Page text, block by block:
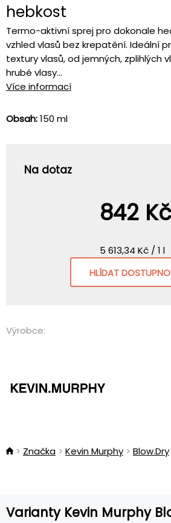
hebkost
Termo-aktivní sprej pro dokonale
vzhled vlasů bez krepatění. Ideální
textury vlasů, od jemných, zplihlých
hrubé vlasy...
Více informací
Obsah:150 ml
Na dotaz
842 Kč
5 613,34 Kč / 1 l
HLÍDAT
Výrobce:
Značka Kevin Murphy Blow.Dry
Varianty Kevin Murphy